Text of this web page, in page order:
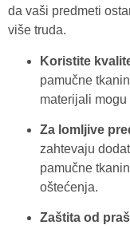
da vaši predmeti
više truda.
Koristite
pamučne
materijali
Za lomljive
zahtevaju
pamučne
oštećenja.
Zaštita od